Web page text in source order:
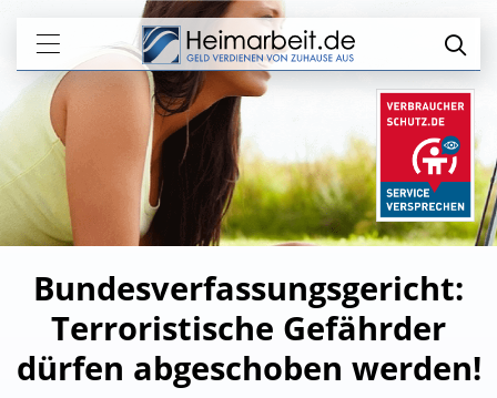
Bundesverfassungsgericht:
Terroristische Gefährder
dürfen abgeschoben werden!